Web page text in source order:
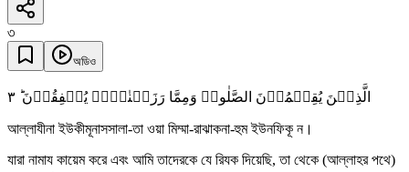
৩
অডিও
الَّذِیۡنَ یُقِیۡمُوۡنَ الصَّلٰوۃَ وَمِمَّا رَزَقۡنٰہُمۡ یُنۡفِقُوۡنَ ؕ ٣
আল্লাযীনা ইউকীমূনাসসালা-তা ওয়া মিম্মা-রাঝাকনা-হুম ইউনফিকূ ন।
যারা নামায কায়েম করে এবং আমি তাদেরকে যে রিযক দিয়েছি, তা থেকে (আল্লাহর পথে)